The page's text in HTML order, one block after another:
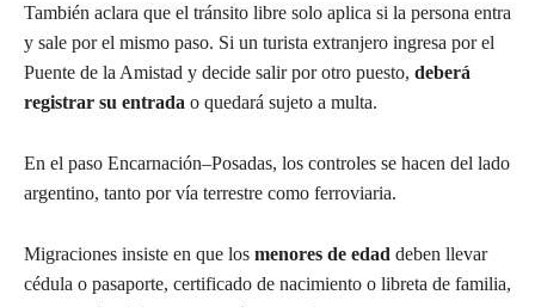
También aclara que el tránsito libre solo aplica si la persona entra
y sale por el mismo paso. Si un turista extranjero ingresa por el
Puente de la Amistad y decide salir por otro puesto, deberá
registrar su entrada o quedará sujeto a multa.
En el paso Encarnación–Posadas, los controles se hacen del lado
argentino, tanto por vía terrestre como ferroviaria.
Migraciones insiste en que los menores de edad deben llevar
cédula o pasaporte, certificado de nacimiento o libreta de familia,